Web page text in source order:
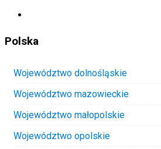
Polska
Województwo dolnośląskie
Województwo mazowieckie
Województwo małopolskie
Województwo opolskie